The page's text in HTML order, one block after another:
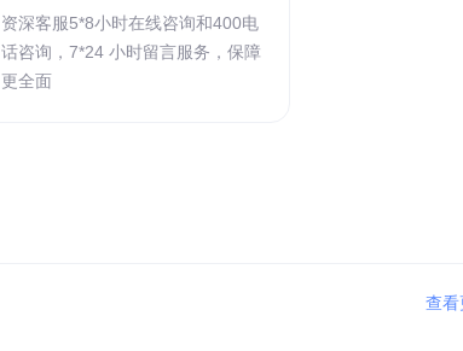
资深客服5*8小时在线咨询和400电
话咨询，7*24 小时留言服务，保障
更全面
查看